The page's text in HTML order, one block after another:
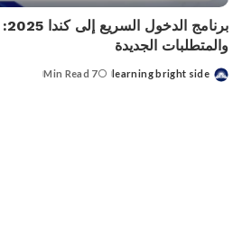
والمتطلبات الجديدة
Posted
learning bright side
7 Min Read